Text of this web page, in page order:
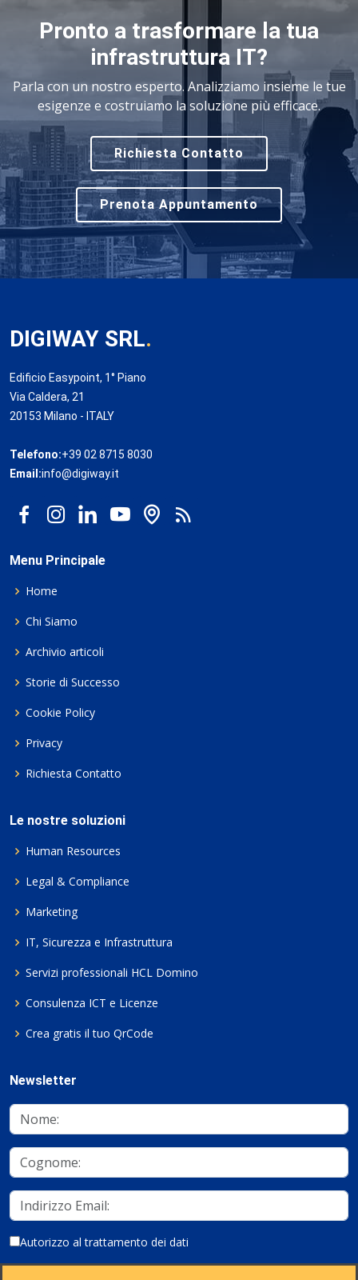
Pronto a trasformare la tua
infrastruttura IT?
Parla con un nostro esperto. Analizziamo insieme le tue
esigenze e costruiamo la soluzione più efficace.
Richiesta Contatto
Prenota Appuntamento
DIGIWAY SRL.
Edificio Easypoint, 1° Piano
Via Caldera, 21
20153 Milano - ITALY
Telefono:+39 02 8715 8030
Email:info@digiway.it
Menu Principale
Home
Chi Siamo
Archivio articoli
Storie di Successo
Cookie Policy
Privacy
Richiesta Contatto
Le nostre soluzioni
Human Resources
Legal & Compliance
Marketing
IT, Sicurezza e Infrastruttura
Servizi professionali HCL Domino
Consulenza ICT e Licenze
Crea gratis il tuo QrCode
Newsletter
Autorizzo al trattamento dei dati